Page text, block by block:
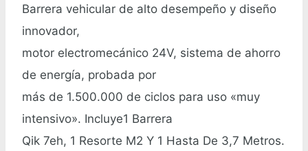
Barrera vehicular de alto desempeño y diseño
innovador,
motor electromecánico 24V, sistema de ahorro
de energía, probada por
más de 1.500.000 de ciclos para uso «muy
intensivo». Incluye1 Barrera
Qik 7eh, 1 Resorte M2 Y 1 Hasta De 3,7 Metros.